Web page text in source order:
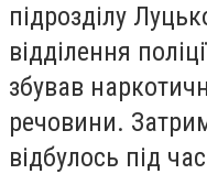
підрозділу
відділення
збував
речовини.
відбулось під